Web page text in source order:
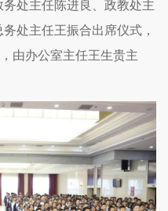
处主任陈进良、政教处主
处主任王振合出席仪式，
由办公室主任王生贵主